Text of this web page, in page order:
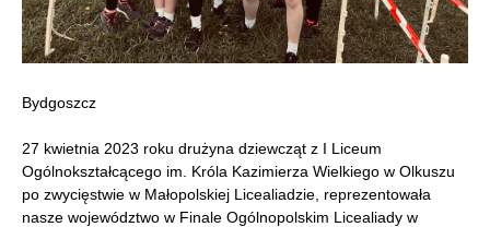
Bydgoszcz
27 kwietnia 2023 roku drużyna dziewcząt z I Liceum
Ogólnokształcącego im. Króla Kazimierza Wielkiego w Olkuszu
po zwycięstwie w Małopolskiej Licealiadzie, reprezentowała
nasze województwo w Finale Ogólnopolskim Licealiady w